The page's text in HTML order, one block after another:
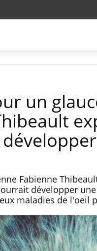
un
Fabienne
développer
maladies de